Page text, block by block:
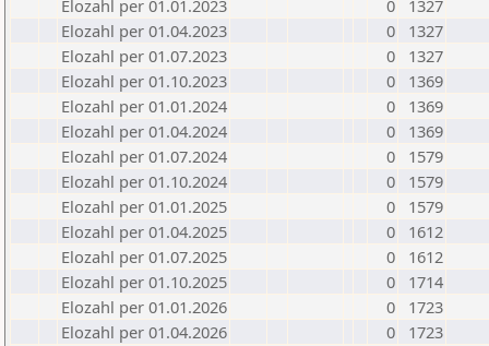
Elozahl per 01.01.2023
0
1327
Elozahl per 01.04.2023
0
1327
Elozahl per 01.07.2023
0
1327
Elozahl per 01.10.2023
0
1369
Elozahl per 01.01.2024
0
1369
Elozahl per 01.04.2024
0
1369
Elozahl per 01.07.2024
0
1579
Elozahl per 01.10.2024
0
1579
Elozahl per 01.01.2025
0
1579
Elozahl per 01.04.2025
0
1612
Elozahl per 01.07.2025
0
1612
Elozahl per 01.10.2025
0
1714
Elozahl per 01.01.2026
0
1723
Elozahl per 01.04.2026
0
1723